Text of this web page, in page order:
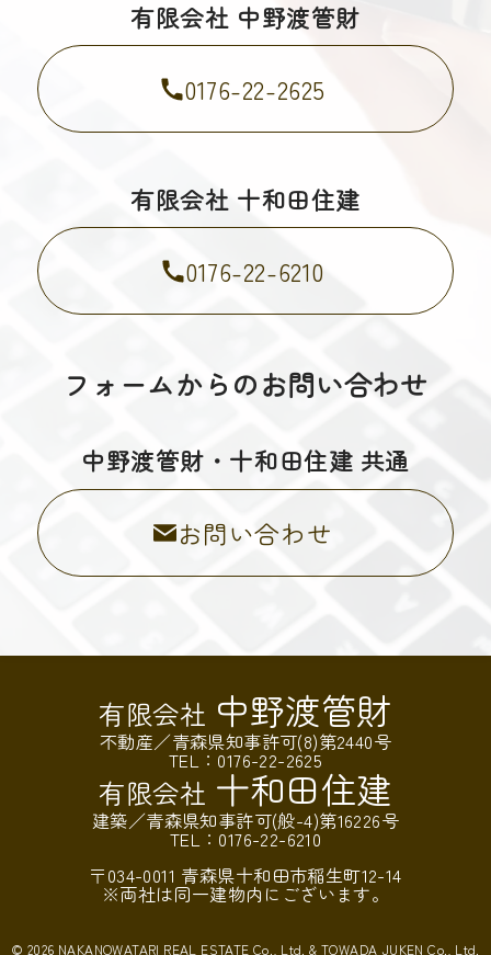
有限会社 中野渡管財
0176-22-2625
有限会社 十和田住建
0176-22-6210
フォームからのお問い合わせ
中野渡管財・十和田住建 共通
お問い合わせ
有限会社 中野渡管財
不動産／青森県知事許可(8)第2440号
TEL：0176-22-2625
有限会社 十和田住建
建築／青森県知事許可(般-4)第16226号
TEL：0176-22-6210
〒034-0011 青森県十和田市稲生町12-14
※両社は同一建物内にございます。
© 2026 NAKANOWATARI REAL ESTATE Co., Ltd. & TOWADA JUKEN Co., Ltd.